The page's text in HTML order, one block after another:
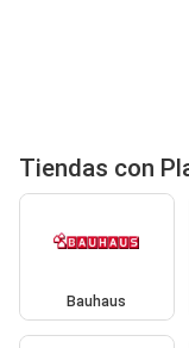
Tiendas con
Bauhaus